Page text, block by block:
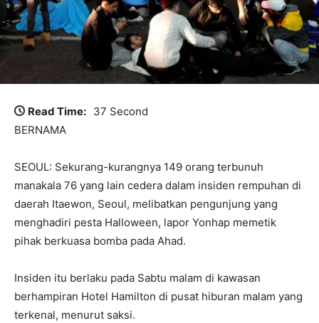
Read Time: 37 Second
BERNAMA
SEOUL: Sekurang-kurangnya 149 orang terbunuh
manakala 76 yang lain cedera dalam insiden rempuhan di
daerah Itaewon, Seoul, melibatkan pengunjung yang
menghadiri pesta Halloween, lapor Yonhap memetik
pihak berkuasa bomba pada Ahad.
Insiden itu berlaku pada Sabtu malam di kawasan
berhampiran Hotel Hamilton di pusat hiburan malam yang
terkenal, menurut saksi.